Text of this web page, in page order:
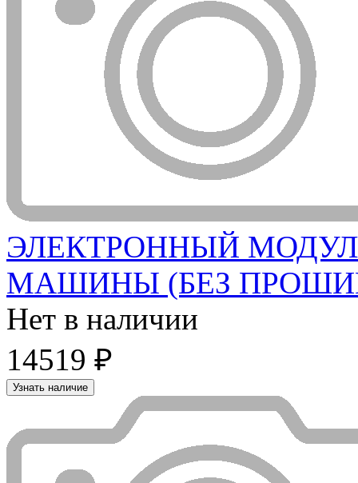
ЭЛЕКТРОННЫЙ
МАШИНЫ (БЕЗ
Нет в наличии
14519 ₽
Узнать наличие